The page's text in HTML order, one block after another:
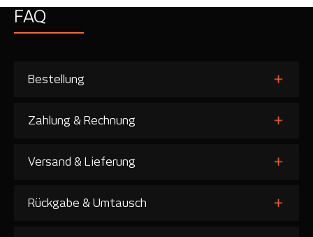
FAQ
Bestellung
Zahlung & Rechnung
Versand & Lieferung
Rückgabe & Umtausch